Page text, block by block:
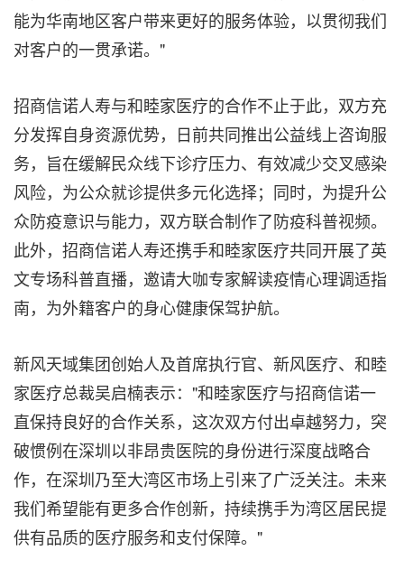
能为华南地区客户带来更好的服务体验，以贯彻我们
对客户的一贯承诺。"
招商信诺人寿与和睦家医疗的合作不止于此，双方充
分发挥自身资源优势，日前共同推出公益线上咨询服
务，旨在缓解民众线下诊疗压力、有效减少交叉感染
风险，为公众就诊提供多元化选择；同时，为提升公
众防疫意识与能力，双方联合制作了防疫科普视频。
此外，招商信诺人寿还携手和睦家医疗共同开展了英
文专场科普直播，邀请大咖专家解读疫情心理调适指
南，为外籍客户的身心健康保驾护航。
新风天域集团创始人及首席执行官、新风医疗、和睦
家医疗总裁吴启楠表示："和睦家医疗与招商信诺一
直保持良好的合作关系，这次双方付出卓越努力，突
破惯例在深圳以非昂贵医院的身份进行深度战略合
作，在深圳乃至大湾区市场上引来了广泛关注。未来
我们希望能有更多合作创新，持续携手为湾区居民提
供有品质的医疗服务和支付保障。"